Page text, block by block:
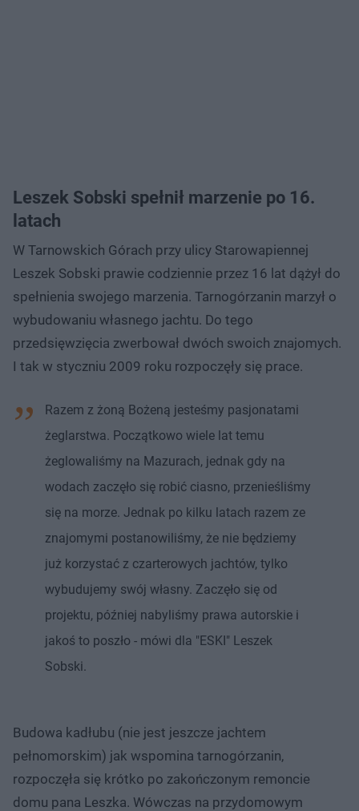
Leszek Sobski spełnił marzenie po 16.
latach
W Tarnowskich Górach przy ulicy Starowapiennej
Leszek Sobski prawie codziennie przez 16 lat dążył do
spełnienia swojego marzenia. Tarnogórzanin marzył o
wybudowaniu własnego jachtu. Do tego
przedsięwzięcia zwerbował dwóch swoich znajomych.
I tak w styczniu 2009 roku rozpoczęły się prace.
Razem z żoną Bożeną jesteśmy pasjonatami
żeglarstwa. Początkowo wiele lat temu
żeglowaliśmy na Mazurach, jednak gdy na
wodach zaczęło się robić ciasno, przenieśliśmy
się na morze. Jednak po kilku latach razem ze
znajomymi postanowiliśmy, że nie będziemy
już korzystać z czarterowych jachtów, tylko
wybudujemy swój własny. Zaczęło się od
projektu, później nabyliśmy prawa autorskie i
jakoś to poszło - mówi dla "ESKI" Leszek
Sobski.
Budowa kadłubu (nie jest jeszcze jachtem
pełnomorskim) jak wspomina tarnogórzanin,
rozpoczęła się krótko po zakończonym remoncie
domu pana Leszka. Wówczas na przydomowym